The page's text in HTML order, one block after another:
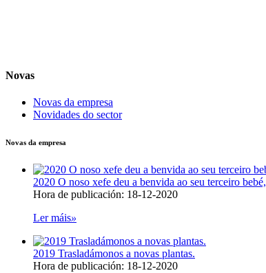
Novas
Novas da empresa
Novidades do sector
Novas da empresa
2020 O noso xefe deu a benvida ao seu terceiro
Hora de publicación: 18-12-2020
Ler máis»
2019 Trasladámonos a novas plantas.
Hora de publicación: 18-12-2020